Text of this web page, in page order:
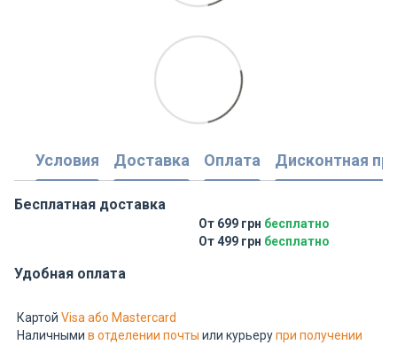
Условия Доставка Оплата Дисконтная
Бесплатная доставка
От 699 грн бесплатно
От 499 грн бесплатно
Удобная оплата
Картой Visa або Mastercard
Наличными в отделении почты или курьерупри получении